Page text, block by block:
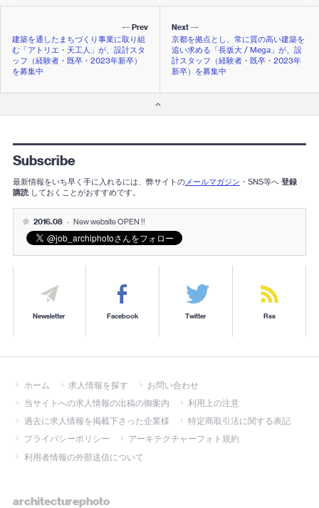
Next
京都を拠点とし、常に質の高い建築を
追い求める「長坂大 / Mega」が、設
計スタッフ（経験者・既卒・2023年
新卒）を募集中
Prev
建築を通したまちづくり事業に取り組
む「アトリエ・天工人」が、設計スタ
ッフ（経験者・既卒・2023年新卒）
を募集中
Subscribe
最新情報をいち早く手に入れるには、弊サイトのメールマガジン ・SNS等へ 登録 /
購読 しておくことがおすすめです。
2016.08 - New website OPEN !!
Newsletter Facebook Twitter Rss
ホーム 求人情報を探す
お問い合わせ
当サイトへの求人情報の出稿の御案内
利用上の注意
過去に求人情報を掲載下さった企業様
特定商取引法に関する表記
プライバシーポリシー
アーキテクチャーフォト規約
利用者情報の外部送信について
architecturephoto